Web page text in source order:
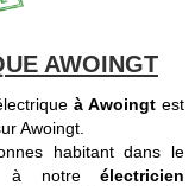
AWOINGT
à Awoingt est
Awoingt.
habitant dans le
à notreélectricien